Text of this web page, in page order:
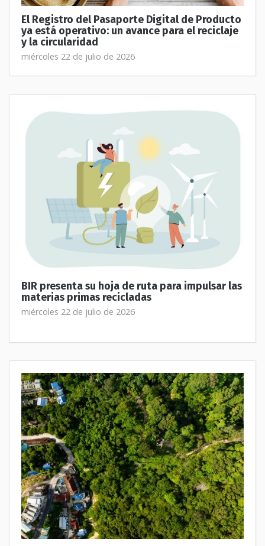
El Registro del Pasaporte Digital de Producto
ya está operativo: un avance para el reciclaje
y la circularidad
miércoles 22 de julio de 2026
BIR presenta su hoja de ruta para impulsar las
materias primas recicladas
miércoles 22 de julio de 2026